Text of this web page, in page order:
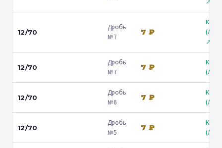
↗
12/70
Дробь
№7
7 ₽
↗
12/70
Дробь
№7
7 ₽
12/70
Дробь
№6
7 ₽
12/70
Дробь
№5
7 ₽